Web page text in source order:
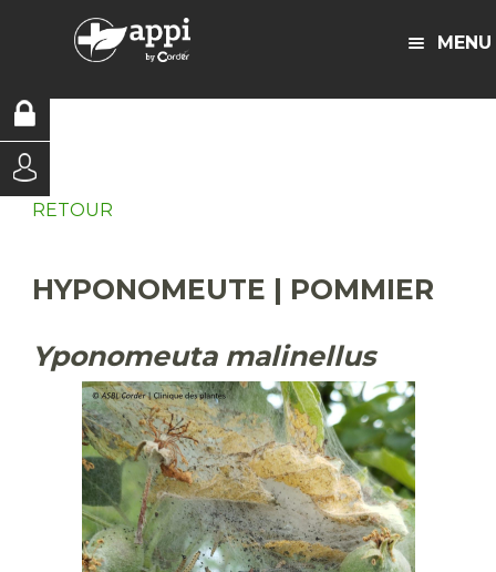
MENU
RETOUR
HYPONOMEUTE | POMMIER
Yponomeuta malinellus